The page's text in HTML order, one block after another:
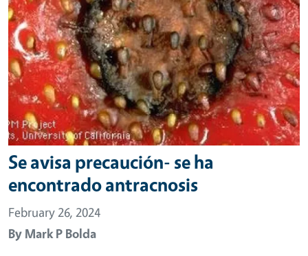
Se avisa precaución- se ha
encontrado antracnosis
February 26, 2024
By Mark P Bolda